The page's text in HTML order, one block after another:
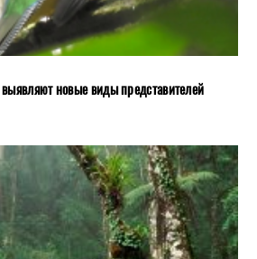
новые виды представителей